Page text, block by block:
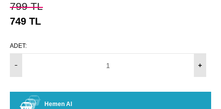
799TL
749 TL
ADET:
Hemen Al